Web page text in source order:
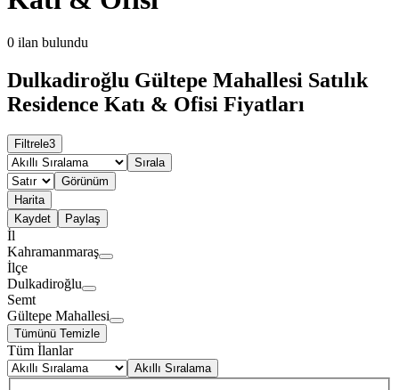
0 ilan bulundu
Dulkadiroğlu Gültepe Mahallesi Satılık
Residence Katı & Ofisi Fiyatları
Filtrele3
Sırala
Görünüm
Harita
Kaydet
Paylaş
İl
Kahramanmaraş
İlçe
Dulkadiroğlu
Semt
Gültepe Mahallesi
Tümünü Temizle
Tüm İlanlar
Akıllı Sıralama